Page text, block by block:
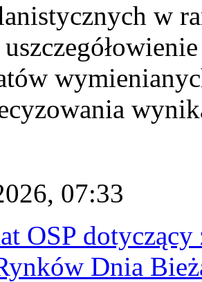
w
07:33
OSP dotyczący
Dnia